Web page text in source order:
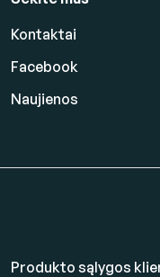
Kontaktai
Facebook
Naujienos
Produkto sąlygos